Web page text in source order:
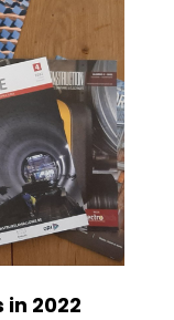
2022